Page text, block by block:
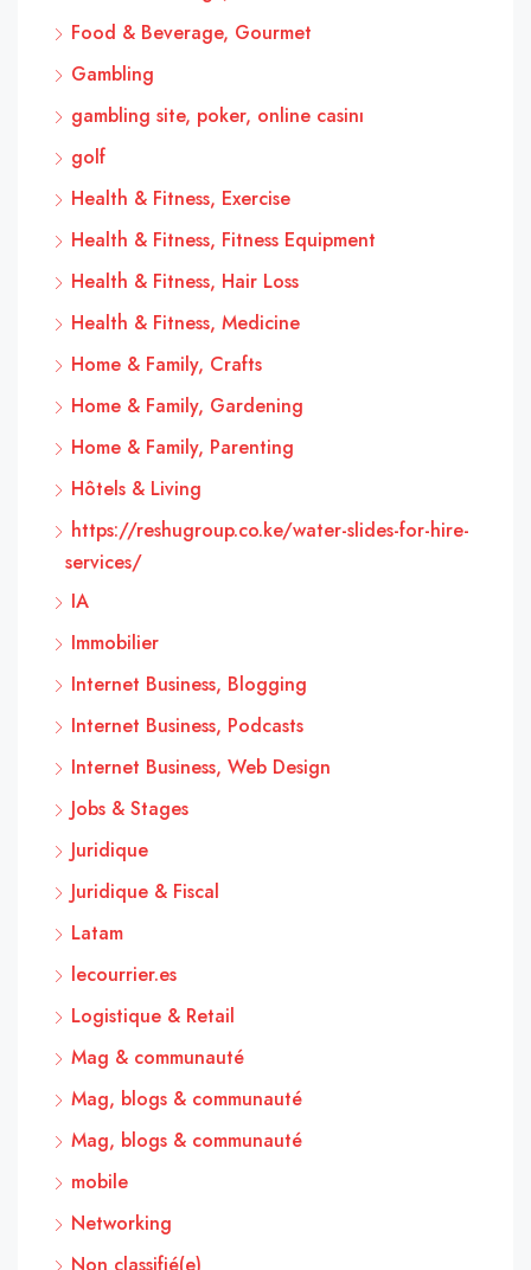
Food & Beverage, Gourmet
Gambling
gambling site, poker, online casinı
golf
Health & Fitness, Exercise
Health & Fitness, Fitness Equipment
Health & Fitness, Hair Loss
Health & Fitness, Medicine
Home & Family, Crafts
Home & Family, Gardening
Home & Family, Parenting
Hôtels & Living
https://reshugroup.co.ke/water-slides-for-hire-
services/
IA
Immobilier
Internet Business, Blogging
Internet Business, Podcasts
Internet Business, Web Design
Jobs & Stages
Juridique
Juridique & Fiscal
Latam
lecourrier.es
Logistique & Retail
Mag & communauté
Mag, blogs & communauté
Mag, blogs & communauté
mobile
Networking